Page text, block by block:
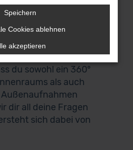
den Autokauf
eigenen vier Wände
Alle BMW 5er Reihe
in unserem Sortiment
scannen und
du sowohl ein 360°
als auch
dir all deine Fragen
sich dabei von
Speichern
Cookies ablehnen
akzeptieren